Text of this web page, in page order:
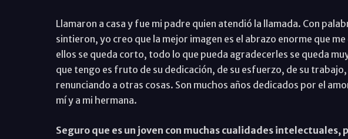
Llamaron a casa y fue mi padre quien atendió la llamada. Con
sintieron, yo creo que la mejor imagen es el abrazo enorme que
ellos se queda corto, todo lo que pueda agradecerles se queda
que tengo es fruto de su dedicación, de su esfuerzo, de su
renunciando a otras cosas. Son muchos años dedicados por el
mí y a mi hermana.
Seguro que es un joven con muchas cualidades intelectuales,